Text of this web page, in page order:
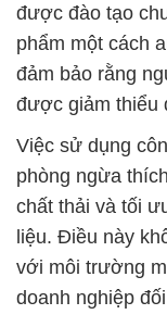
được đào tạo
phẩm một cách
đảm bảo rằng
được giảm thiểu
Việc sử dụng
phòng ngừa
chất thải và tối
liệu. Điều này
với môi trường
doanh nghiệp